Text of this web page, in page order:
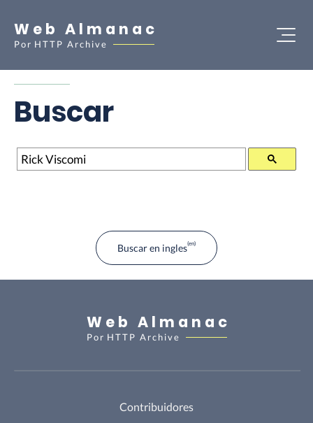
Web Almanac
Por HTTP Archive
Buscar
Buscar
Buscar en ingles
Web Almanac
Por HTTP Archive
Contribuidores